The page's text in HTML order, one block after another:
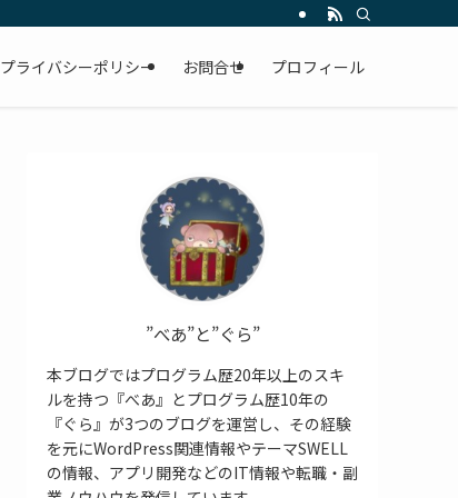
プライバシーポリシー お問合せ プロフィール
”べあ”と”ぐら”
本ブログではプログラム歴20年以上のスキ
ルを持つ『べあ』とプログラム歴10年の
『ぐら』が3つのブログを運営し、その経験
を元にWordPress関連情報やテーマSWELL
の情報、アプリ開発などのIT情報や転職・副